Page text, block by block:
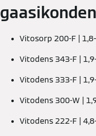
Vitosorp 200-F |
Vitodens 343-F |
Vitodens 333-F |
Vitodens 300-W |
Vitodens 222-F |